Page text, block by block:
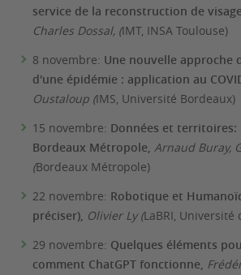
service de la reconstruction de
Charles Dossal, (IMT, INSA Toulouse)
8 novembre: Une nouvelle approche
d'une épidémie : application au
Oustaloup (IMS, Université Bordeaux)
15 novembre: Données et territoires:
Bordeaux Métropole, Arnaud Buray,
(Bordeaux Métropole)
22 novembre: Robotique et
préciser), Olivier Ly (LaBRI, Université
29 novembre: Quelques éléments
comment ChatGPT fonctionne,